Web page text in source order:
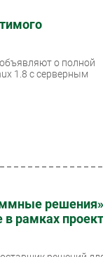
о полной
1.8 с серверным
в рамках